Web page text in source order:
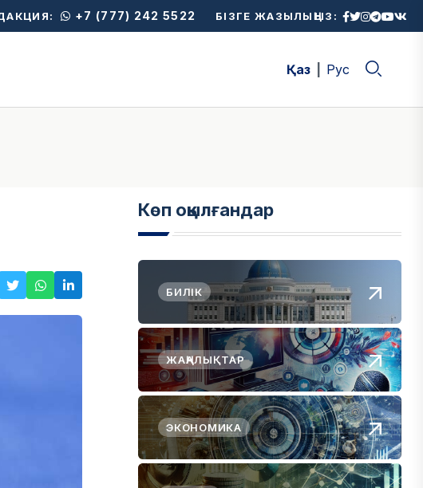
+7 (777) 242 5522 БІЗГЕ ЖАЗЫЛЫҢЫЗ:
Қаз Рус
Көп оқылғандар
БИЛІК
ЖАҢАЛЫҚТАР
ЭКОНОМИКА